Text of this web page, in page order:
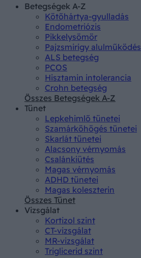
Betegségek A-Z
Kötőhártya-gyulladás
Endometriózis
Pikkelysömör
Pajzsmirigy alulműködés
ALS betegség
PCOS
Hisztamin intolerancia
Crohn betegség
Összes Betegségek A-Z
Tünet
Lepkehimlő tünetei
Szamárköhögés tünetei
Skarlát tünetei
Alacsony vérnyomás
Csalánkiütés
Magas vérnyomás
ADHD tünetei
Magas koleszterin
Összes Tünet
Vizsgálat
Kortizol szint
CT-vizsgálat
MR-vizsgálat
Triglicerid szint